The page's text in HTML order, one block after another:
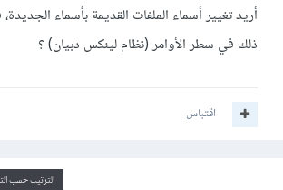
أريد تغيير أسماء الملفات القديمة بأسماء
ذلك في سطر الأوامر (نظام لينكس دبيان) ؟
اقتباس
الترتيب حسب